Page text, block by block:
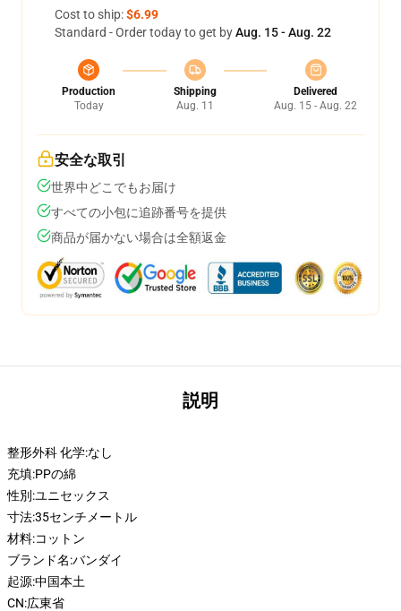
Cost to ship:$6.99
Standard - Order today to get byAug. 15 - Aug. 22
Production
Today
Shipping
Aug. 11
Delivered
Aug. 15 - Aug. 22
安全な取引
世界中どこでもお届け
すべての小包に追跡番号を提供
商品が届かない場合は全額返金
説明
整形外科 化学:なし
充填:PPの綿
性別:ユニセックス
寸法:35センチメートル
材料:コットン
ブランド名:バンダイ
起源:中国本土
CN:広東省